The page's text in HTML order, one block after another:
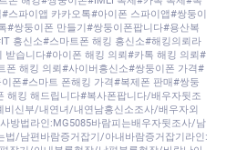
파이앱 카카오톡#아이폰 스파이앱#쌍둥이
#쌍둥이폰 만들기#쌍둥이폰팝니다#용산복
흥신소#스마트폰 해킹 흥신소#해킹의뢰라
받습니다#아이폰 해킹 의뢰#카톡 해킹 의뢰#
폰 해킹 의뢰#사이버흥신소#쌍둥이폰 가격#
폰#스마트 폰해킹 가격#복제폰 판매#쌍둥
해킹 해드립니다#복사폰팝니다/배우자뒷조
신부/내연녀/내연남흥신소조사/배우자외
방법라인:MG5085바람피는배우자뒷조사/남
/남편바람증거잡기/아내바람증거잡기라인: